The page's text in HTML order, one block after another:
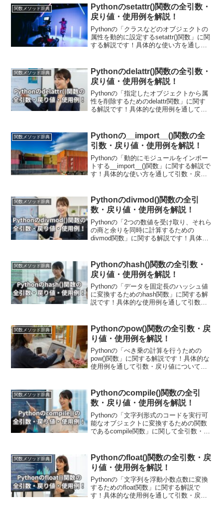
使える関数の応用使用例も紹介していま
す！動的なプログラム制御において非常
に便利です。
関数メソッド辞典
Pythonのsetattr()関数の全引数・
戻り値・使用例を解説！
Pythonの「クラスなどのオブジェクトの
属性を動的に設定するsetattr()関数」に関
する解説です！具体的な使い方を通して
使用例も紹介しています！getattr()関数と
合わせて、さまざまな分野で使用されま
す。
関数メソッド辞典
Pythonのdelattr()関数の全引数・
戻り値・使用例を解説！
Pythonの「指定したオブジェクトから属
性を削除するためのdelattr関数」に関す
る解説です！具体的な使用例を通して引
用例も紹介しています！メモリの使用量
を削減する際に用います。
関数メソッド辞典
Pythonの__import__()関数の全
引数・戻り値・使用例を解説！
Pythonの「動的にモジュールをインポー
トする__import__()関数」に関する解説で
す！具体的な使い方を通して引数・戻り
ンポートや相対インポートなど、さまざ
まな用途に対応可能です。現場で使える
関数の応用使用例も紹介しています！
関数メソッド辞典
Pythonのdivmod()関数の全引
数・戻り値・使用例を解説！
Pythonの「2つの数値を受け取り、それら
の商と余りを同時に計算するための
divmod関数」に関する解説です！具体的
使える関数の応用使用例も紹介していま
す！単位の変換やデータのまとめ方の決
定などでよく用います。
関数メソッド辞典
Pythonのhash()関数の全引数・
戻り値・使用例を解説！
Pythonの「データを固定長のハッシュ値
に変換するためのhash関数」に関する解
説です！具体的な使用例を通して引数・
も紹介しています！データの一意性を確
保する場面や、効率的なデータの管理で
用います。
関数メソッド辞典
Pythonのpow()関数の全引数・戻
り値・使用例を解説！
Pythonの「べき乗の計算を行うための
pow()関数」に関する解説です！具体的な
使用例を通して引数・戻り値についても
す！pow()関数を用いて数理処理に応用し
てみましょう！
関数メソッド辞典
Pythonのcompile()関数の全引
数・戻り値・使用例を解説！
Pythonの「文字列形式のコードを実行可
能なオブジェクトに変換するための関数
であるcompile関数」に関して全引数・戻
コードや実行可能なオブジェクトを生成
し、コードの実行を高速化したり、セキ
ュリティ確保のためのコードの確認を行
う際に利用されます。
関数メソッド辞典
Pythonのfloat()関数の全引数・戻
り値・使用例を解説！
Pythonの「文字列を浮動小数点数に変換
するためのfloat関数」に関する解説で
す！具体的な使用例を通して引数・戻り